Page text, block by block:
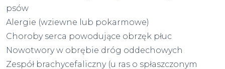
psów
Alergie (wziewne lub pokarmowe)
Choroby serca powodujące obrzęk płuc
Nowotwory w obrębie dróg oddechowych
Zespół brachycefaliczny (u ras o spłaszczonym